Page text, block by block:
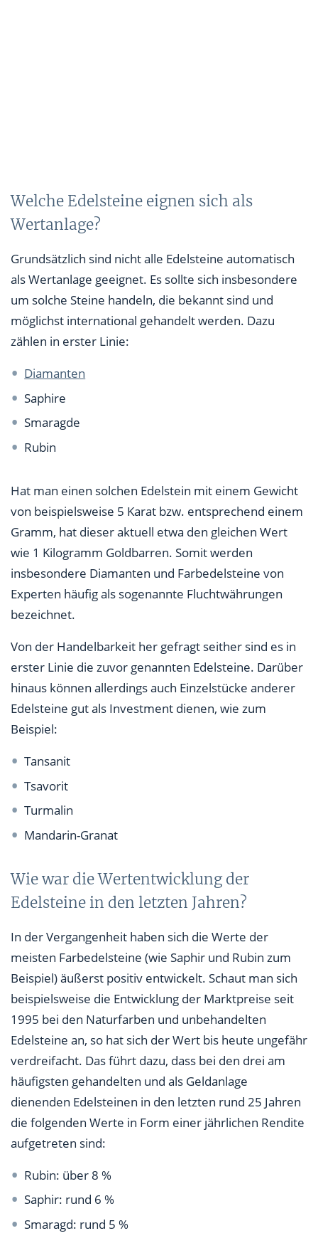
Welche Edelsteine eignen sich als
Wertanlage?
Grundsätzlich sind nicht alle Edelsteine automatisch
als Wertanlage geeignet. Es sollte sich insbesondere
um solche Steine handeln, die bekannt sind und
möglichst international gehandelt werden. Dazu
zählen in erster Linie:
Diamanten
Saphire
Smaragde
Rubin
Hat man einen solchen Edelstein mit einem Gewicht
von beispielsweise 5 Karat bzw. entsprechend einem
Gramm, hat dieser aktuell etwa den gleichen Wert
wie 1 Kilogramm Goldbarren. Somit werden
insbesondere Diamanten und Farbedelsteine von
Experten häufig als sogenannte Fluchtwährungen
bezeichnet.
Von der Handelbarkeit her gefragt seither sind es in
erster Linie die zuvor genannten Edelsteine. Darüber
hinaus können allerdings auch Einzelstücke anderer
Edelsteine gut als Investment dienen, wie zum
Beispiel:
Tansanit
Tsavorit
Turmalin
Mandarin-Granat
Wie war die Wertentwicklung der
Edelsteine in den letzten Jahren?
In der Vergangenheit haben sich die Werte der
meisten Farbedelsteine (wie Saphir und Rubin zum
Beispiel) äußerst positiv entwickelt. Schaut man sich
beispielsweise die Entwicklung der Marktpreise seit
1995 bei den Naturfarben und unbehandelten
Edelsteine an, so hat sich der Wert bis heute ungefähr
verdreifacht. Das führt dazu, dass bei den drei am
häufigsten gehandelten und als Geldanlage
dienenden Edelsteinen in den letzten rund 25 Jahren
die folgenden Werte in Form einer jährlichen Rendite
aufgetreten sind:
Rubin: über 8 %
Saphir: rund 6 %
Smaragd: rund 5 %